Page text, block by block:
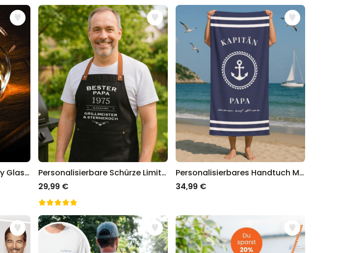
Personalisierbares Whisky Glas mit deiner Handschrift
Personalisierbare Schürze Limited Edition
29,99 €
Personalisierbares Handtuch Maritim mit Text
34,99 €